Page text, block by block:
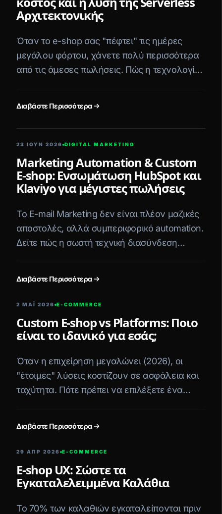
Αρχιτεκτονικής
Όταν το e-shop σας "πέφτει" τις ημέρες
μεγάλου φόρτου, χάνετε πολύ περισσότερα
από τις άμεσες πωλήσεις. Πώς η τεχνολογία
Διαβάστε Περισσότερα
23 ΙΟΥΝ 2026 DIGITAL MARKETING
Marketing Automation & Custom
E-shop: Ενσωμάτωση HubSpot και
Klaviyo για μέγιστες πωλήσεις
Το E-mail Marketing δεν είναι πλέον μαζικές
αποστολές, αλλά συμπεριφορικό automation.
Δείτε πώς η σωστή τεχνική διασύνδεση
Διαβάστε Περισσότερα
2 ΜΑΪ́ 2026 E-COMMERCE
Custom E-shop vs Platforms: Ποιο
είναι το ιδανικό για εσάς;
Όταν η επιχείρηση μεγαλώνει (2026), οι
"έτοιμες" λύσεις κοστίζουν σε ασφάλεια και
ταχύτητα. Πότε πρέπει να επιλέξετε ένα
Διαβάστε Περισσότερα
29 ΑΠΡ 2026 E-COMMERCE
E-shop UX: Σώστε τα
Εγκαταλελειμμένα Καλάθια
Το 70% των καλαθιών εγκαταλείπονται πριν